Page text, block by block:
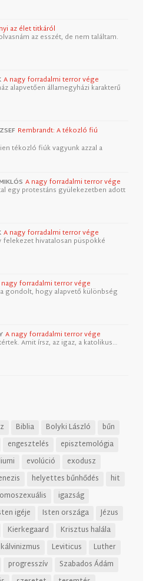
az élet titkáról
az esszét, de nem találtam.
A nagy forradalmi terror vége
alapvetően államegyházi karakterű
Rembrandt: A tékozló fiú
tékozló fiúk vagyunk azzal a
A nagy forradalmi terror vége
egy protestáns gyülekezetben adott
A nagy forradalmi terror vége
felekezet hivatalosan püspökké
nagy forradalmi terror vége
gondolt, hogy alapvető különbség
A nagy forradalmi terror vége
Amit írsz, az igaz, a katolikus…
Biblia Bolyki László
bűn
engesztelés
episztemológia
evolúció
exodusz
helyettes bűnhődés
hit
igazság
igéje Isten országa
Jézus
Kierkegaard
Krisztus halála
kálvinizmus Leviticus
Luther
progresszív
Szabados Ádám